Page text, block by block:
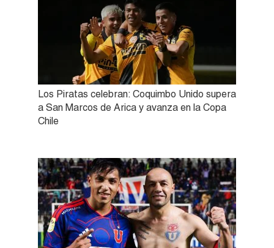
Los Piratas celebran: Coquimbo Unido supera
a San Marcos de Arica y avanza en la Copa
Chile